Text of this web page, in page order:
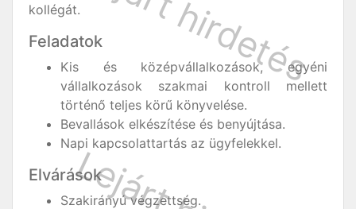
kollégát.
Feladatok
Kis és középvállalkozások, egyéni
vállalkozások szakmai kontroll mellett
történő teljes körű könyvelése.
Bevallások elkészítése és benyújtása.
Napi kapcsolattartás az ügyfelekkel.
Elvárások
Szakirányú végzettség.